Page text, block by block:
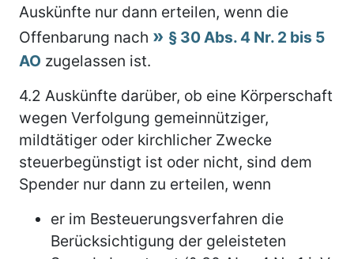
Auskünfte nur dann erteilen, wenn die
Offenbarung nach
§ 30 Abs. 4 Nr. 2 bis 5
AO zugelassen ist.
4.2 Auskünfte darüber, ob eine Körperschaft
wegen Verfolgung gemeinnütziger,
mildtätiger oder kirchlicher Zwecke
steuerbegünstigt ist oder nicht, sind dem
Spender nur dann zu erteilen, wenn
er im Besteuerungsverfahren die
Berücksichtigung der geleisteten